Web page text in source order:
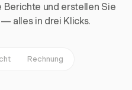
Berichte und erstellen Sie
alles in drei Klicks.
Rechnung